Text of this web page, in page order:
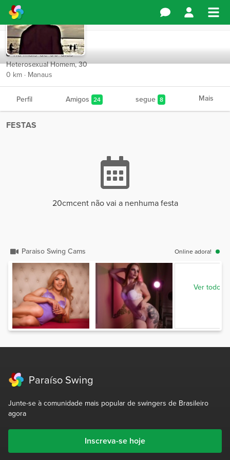
20cmcent
há mais de 90 dias
Heterosexual Homem, 30
0 km · Manaus
Perfil Amigos 24 segue 8 Mais
FESTAS
20cmcent não vai a nenhuma festa
Paraiso Swing Cams Online adora!
Ver todos
Paraíso Swing
Junte-se à comunidade mais popular de swingers de Brasileiro
agora
Inscreva-se hoje